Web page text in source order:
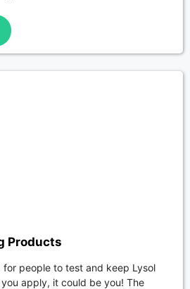
Products
for people to test and keep Lysol
apply, it could be you! The